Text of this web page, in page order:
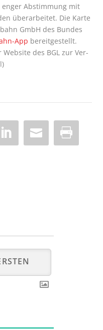
Abstim­mung mit
über­ar­bei­tet. Die Kar­te
GmbH des Bun­des
App bereit­ge­stellt.
des BGL zur Ver­